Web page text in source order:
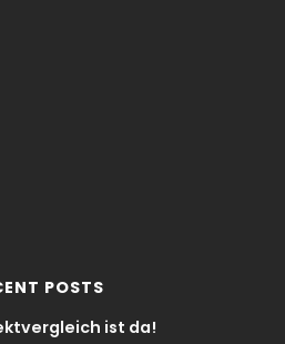
POSTS
ist da!